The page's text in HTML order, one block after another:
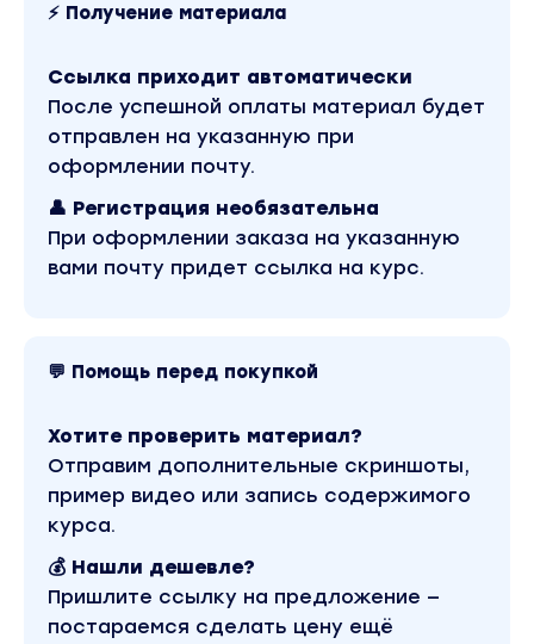
Научитесь легко проявляться в блоге, чтобы
Сможете привлекать клиентов разными
способами
не только через блог
Определите свою нишу и целевую
аудиторию
контракты
Как изменится ваша практика и жизнь
после прохождения Академии Продвижения
Система продвижения, приносящая результат
Вы перестали хвататься
⚡ Получение материала
Ссылка приходит автоматически
После успешной оплаты материал будет
отправлен на указанную при
оформлении почту.
👤 Регистрация необязательна
При оформлении заказа на указанную
вами почту придет ссылка на курс.
💬 Помощь перед покупкой
Хотите проверить материал?
Отправим дополнительные скриншоты,
пример видео или запись содержимого
курса.
💰 Нашли дешевле?
Пришлите ссылку на предложение —
постараемся сделать цену ещё